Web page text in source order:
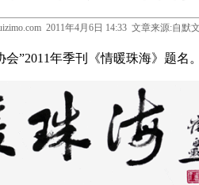
2011年4月6日 14:33 文章来源:自默
会”2011年季刊《情暖珠海》题名